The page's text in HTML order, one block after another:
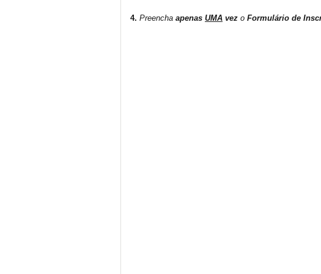
4. Preencha apenas UMA vez o Formulário de